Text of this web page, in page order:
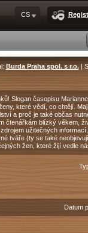
CS
Burda Praha spol. s r.o.|
Slogan časopisu
které vědí, co chtějí.
a proč je také občas
čtenářkám blízký věkem,
užitečných
tváře (ty se také
žen, které žijí vedle
Datum